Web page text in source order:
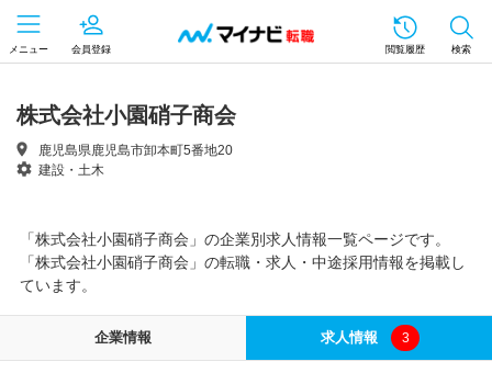
メニュー 会員登録 閲覧履歴 検索
株式会社小園硝子商会
鹿児島県鹿児島市卸本町5番地20
建設・土木
「株式会社小園硝子商会」の企業別求人情報一覧ページです。
「株式会社小園硝子商会」の転職・求人・中途採用情報を掲載し
ています。
企業情報 求人情報 3